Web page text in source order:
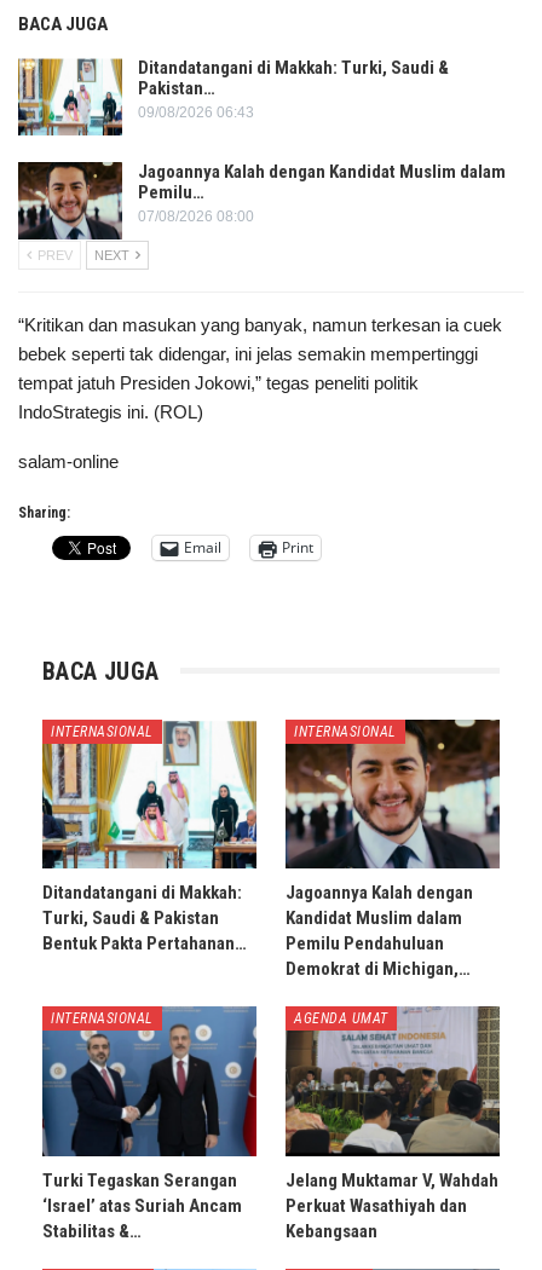
BACA JUGA
Ditandatangani di Makkah: Turki, Saudi &
Pakistan…
09/08/2026 06:43
Jagoannya Kalah dengan Kandidat Muslim dalam
Pemilu…
07/08/2026 08:00
PREV NEXT
“Kritikan dan masukan yang banyak, namun terkesan ia cuek
bebek seperti tak didengar, ini jelas semakin mempertinggi
tempat jatuh Presiden Jokowi,” tegas peneliti politik
IndoStrategis ini. (ROL)
salam-online
Sharing:
Email Print
BACA JUGA
INTERNASIONAL
Ditandatangani di Makkah:
Turki, Saudi & Pakistan
Bentuk Pakta Pertahanan…
INTERNASIONAL
Jagoannya Kalah dengan
Kandidat Muslim dalam
Pemilu Pendahuluan
Demokrat di Michigan,…
INTERNASIONAL
Turki Tegaskan Serangan
‘Israel’ atas Suriah Ancam
Stabilitas &…
AGENDA UMAT
Jelang Muktamar V, Wahdah
Perkuat Wasathiyah dan
Kebangsaan